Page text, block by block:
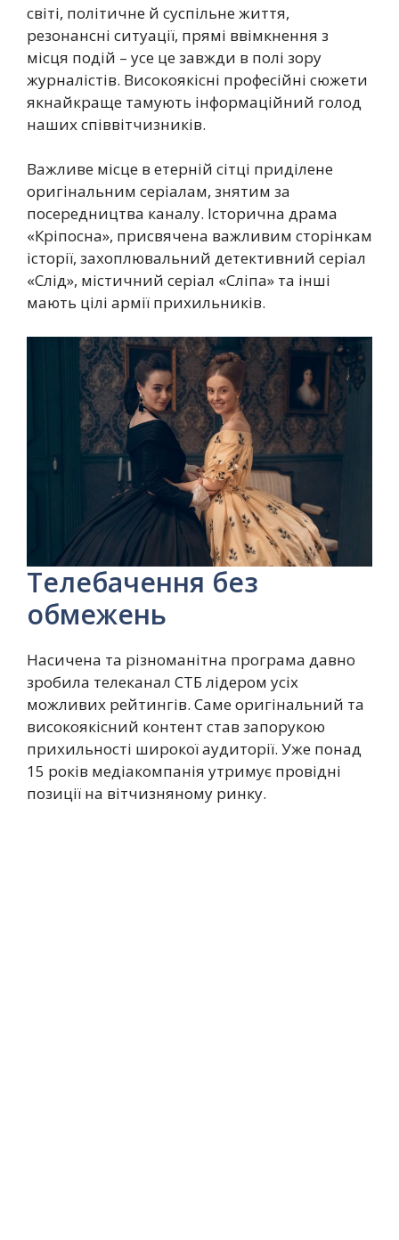
світі, політичне й суспільне життя,
резонансні ситуації, прямі ввімкнення з
місця подій – усе це завжди в полі зору
журналістів. Високоякісні професійні сюжети
якнайкраще тамують інформаційний голод
наших співвітчизників.
Важливе місце в етерній сітці приділене
оригінальним серіалам, знятим за
посередництва каналу. Історична драма
«Кріпосна», присвячена важливим сторінкам
історії, захоплювальний детективний серіал
«Слід», містичний серіал «Сліпа» та інші
мають цілі армії прихильників.
Телебачення без
обмежень
Насичена та різноманітна програма давно
зробила телеканал СТБ лідером усіх
можливих рейтингів. Саме оригінальний та
високоякісний контент став запорукою
прихильності широкої аудиторії. Уже понад
15 років медіакомпанія утримує провідні
позиції на вітчизняному ринку.